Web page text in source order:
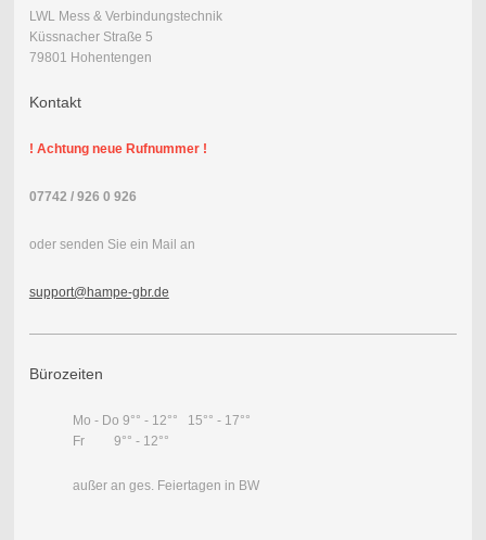
LWL Mess & Verbindungstechnik
Küssnacher Straße 5
79801 Hohentengen
Kontakt
! Achtung neue Rufnummer !
07742 / 926 0 926
oder senden Sie ein Mail an
support@hampe-gbr.de
Bürozeiten
Mo - Do 9°° - 12°° 15°° - 17°°
Fr 9°° - 12°°
außer an ges. Feiertagen in BW